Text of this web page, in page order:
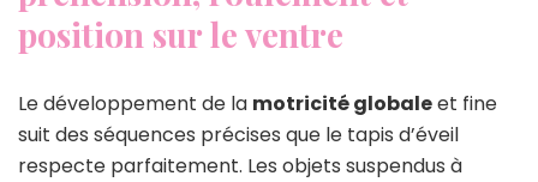
position sur le ventre
Le développement de la motricité globaleet fine
suit des séquences précises que le tapis d’éveil
respecte parfaitement. Les objets suspendus à